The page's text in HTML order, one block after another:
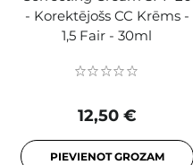
- Korektējošs CC Krēms -
1,5 Fair - 30ml
12,50 €
PIEVIENOT GROZAM